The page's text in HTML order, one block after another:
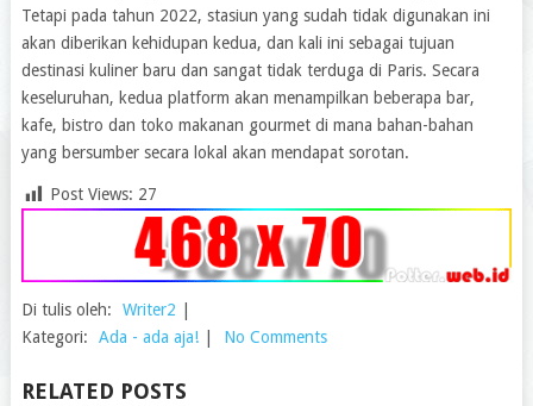
Tetapi pada tahun 2022, stasiun yang sudah tidak digunakan ini
akan diberikan kehidupan kedua, dan kali ini sebagai tujuan
destinasi kuliner baru dan sangat tidak terduga di Paris. Secara
keseluruhan, kedua platform akan menampilkan beberapa bar,
kafe, bistro dan toko makanan gourmet di mana bahan-bahan
yang bersumber secara lokal akan mendapat sorotan.
Post Views: 27
Di tulis oleh: Writer2
Kategori:
Ada - ada aja!| No Comments
RELATED POSTS